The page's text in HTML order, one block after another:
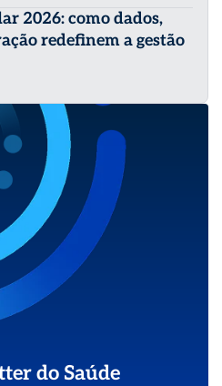
2026: como dados,
redefinem a gestão
do Saúde